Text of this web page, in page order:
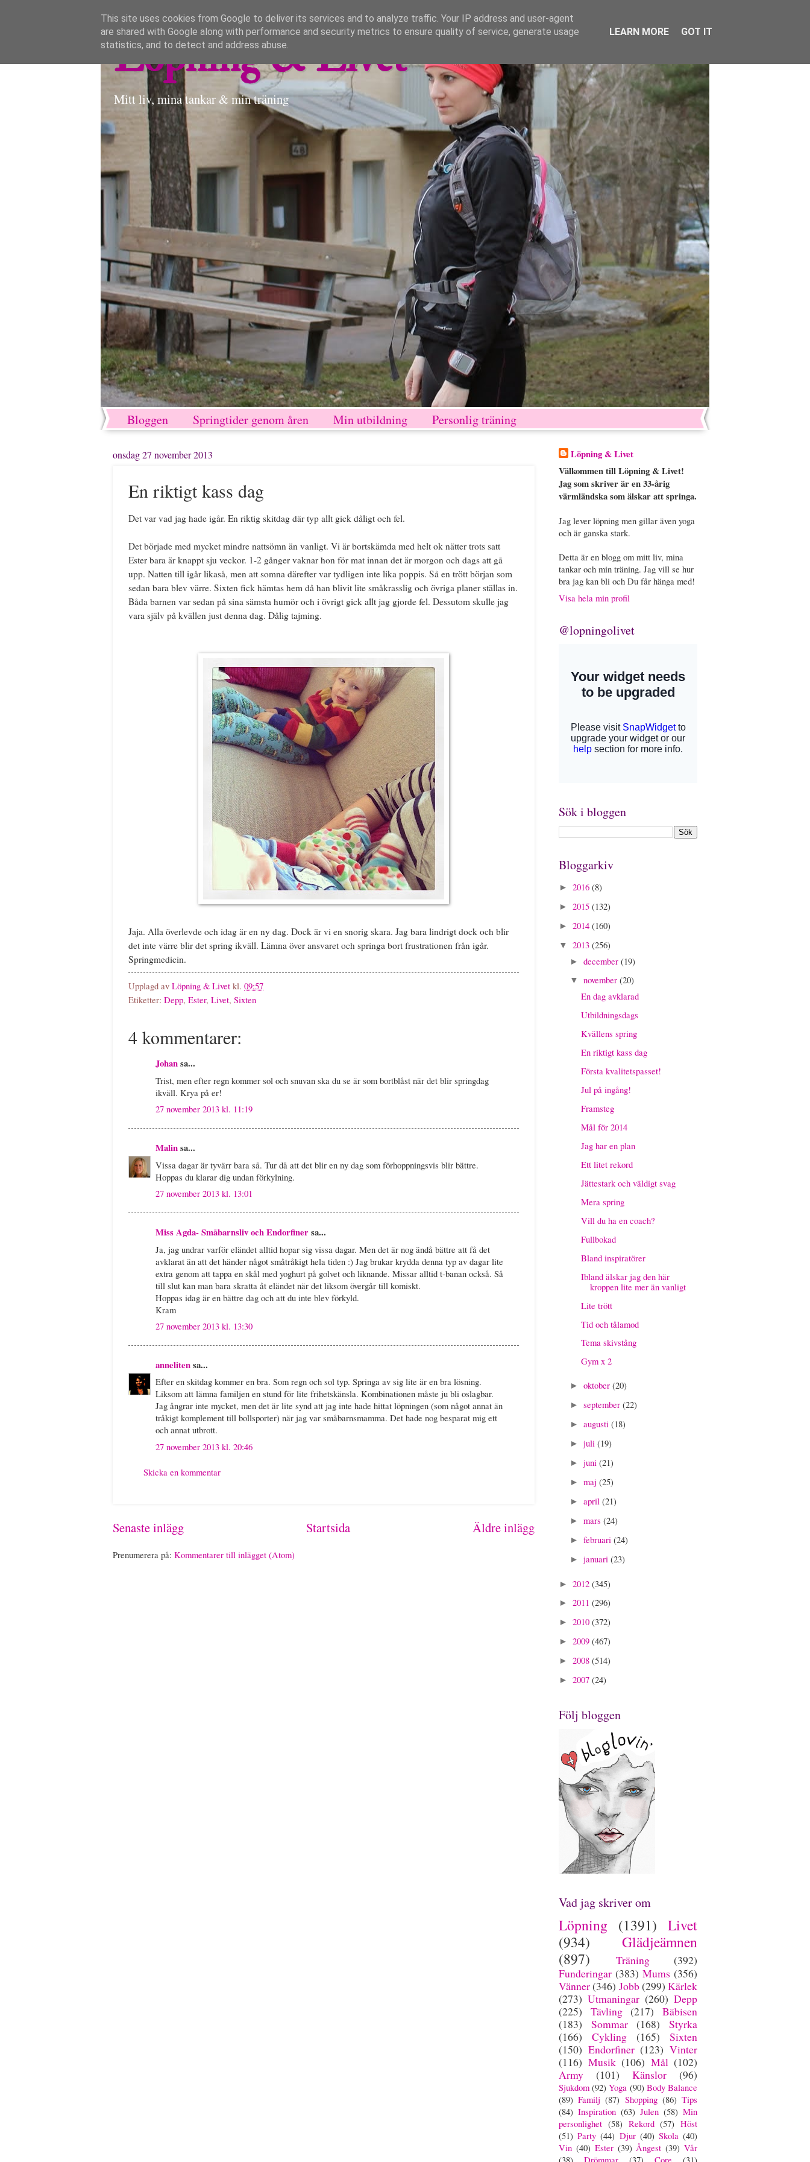
Löpning & Livet
Mitt liv, mina tankar & min träning
Bloggen Springtider genom åren Min utbildning Personlig träning
onsdag 27 november 2013
En riktigt kass dag
Det var vad jag hade igår. En riktig skitdag där typ allt gick dåligt och fel.
Det började med mycket mindre nattsömn än vanligt. Vi är bortskämda med helt ok nätter trots satt
Ester bara är knappt sju veckor. 1-2 gånger vaknar hon för mat innan det är morgon och dags att gå
upp. Natten till igår likaså, men att somna därefter var tydligen inte lika poppis. Så en trött början som
sedan bara blev värre. Sixten fick hämtas hem då han blivit lite småkrasslig och övriga planer ställas in.
Båda barnen var sedan på sina sämsta humör och i övrigt gick allt jag gjorde fel. Dessutom skulle jag
vara själv på kvällen just denna dag. Dålig tajming.
Jaja. Alla överlevde och idag är en ny dag. Dock är vi en snorig skara. Jag bara lindrigt dock och blir
det inte värre blir det spring ikväll. Lämna över ansvaret och springa bort frustrationen från igår.
Springmedicin.
Upplagd av Löpning & Livet kl. 09:57
Etiketter: Depp, Ester, Livet, Sixten
4 kommentarer:
Johansa...
Trist, men efter regn kommer sol och snuvan ska du se är som bortblåst när det blir springdag
ikväll. Krya på er!
27 november 2013 kl. 11:19
Malinsa...
Vissa dagar är tyvärr bara så. Tur då att det blir en ny dag som förhoppningsvis blir bättre.
Hoppas du klarar dig undan förkylning.
27 november 2013 kl. 13:01
Miss Agda- Småbarnsliv och Endorfinersa...
Ja, jag undrar varför eländet alltid hopar sig vissa dagar. Men det är nog ändå bättre att få det
avklarat än att det händer något småtråkigt hela tiden :) Jag brukar krydda denna typ av dagar lite
extra genom att tappa en skål med yoghurt på golvet och liknande. Missar alltid t-banan också. Så
till slut kan man bara skratta åt eländet när det liksom övergår till komiskt.
Hoppas idag är en bättre dag och att du inte blev förkyld.
Kram
27 november 2013 kl. 13:30
annelitensa...
Efter en skitdag kommer en bra. Som regn och sol typ. Springa av sig lite är en bra lösning.
Liksom att lämna familjen en stund för lite frihetskänsla. Kombinationen måste ju bli oslagbar.
Jag ångrar inte mycket, men det är lite synd att jag inte hade hittat löpningen (som något annat än
tråkigt komplement till bollsporter) när jag var småbarnsmamma. Det hade nog besparat mig ett
och annat utbrott.
27 november 2013 kl. 20:46
Skicka en kommentar
Senaste inlägg Äldre inlägg
Startsida
Prenumerera på: Kommentarer till inlägget (Atom)
Löpning & Livet
Välkommen till Löpning & Livet!
Jag som skriver är en 33-årig
värmländska som älskar att springa.
Jag lever löpning men gillar även yoga
och är ganska stark.
Detta är en blogg om mitt liv, mina
tankar och min träning. Jag vill se hur
bra jag kan bli och Du får hänga med!
Visa hela min profil
@lopningolivet
Sök i bloggen
Bloggarkiv
► 2016 (8)
► 2015 (132)
► 2014 (160)
▼ 2013 (256)
► december (19)
▼ november (20)
En dag avklarad
Utbildningsdags
Kvällens spring
En riktigt kass dag
Första kvalitetspasset!
Jul på ingång!
Framsteg
Mål för 2014
Jag har en plan
Ett litet rekord
Jättestark och väldigt svag
Mera spring
Vill du ha en coach?
Fullbokad
Bland inspiratörer
Ibland älskar jag den här
kroppen lite mer än vanligt
Lite trött
Tid och tålamod
Tema skivstång
Gym x 2
► oktober (20)
► september (22)
► augusti (18)
► juli (19)
► juni (21)
► maj (25)
► april (21)
► mars (24)
► februari (24)
► januari (23)
► 2012 (345)
► 2011 (296)
► 2010 (372)
► 2009 (467)
► 2008 (514)
► 2007 (24)
Följ bloggen
Vad jag skriver om
Löpning (1391) Livet
(934)
Glädjeämnen
(897)
Träning
(392)
Funderingar (383) Mums (356)
Vänner(346) Jobb(299) Kärlek
(273) Utmaningar (260) Depp
(225)
Tävling (217)
Bäbisen
(183)
Sommar (168)
Styrka
(166)
Cykling (165)
Sixten
(150) Endorfiner (123) Vinter
(116) Musik (106) Mål (102)
Army
(101) Känslor (96)
Sjukdom (92) Yoga (90) Body Balance
(89) Familj (87) Shopping (86) Tips
(84) Inspiration (63) Julen (58) Min
personlighet (58) Rekord (57) Höst
(51) Party (44) Djur (40) Skola (40)
Vin (40) Ester (39) Ångest (39) Vår
This site uses cookies from Google to deliver its services and to analyze traffic. Your IP address and user-agent
are shared with Google along with performance and security metrics to ensure quality of service, generate usage
statistics, and to detect and address abuse.
LEARN MORE GOT IT